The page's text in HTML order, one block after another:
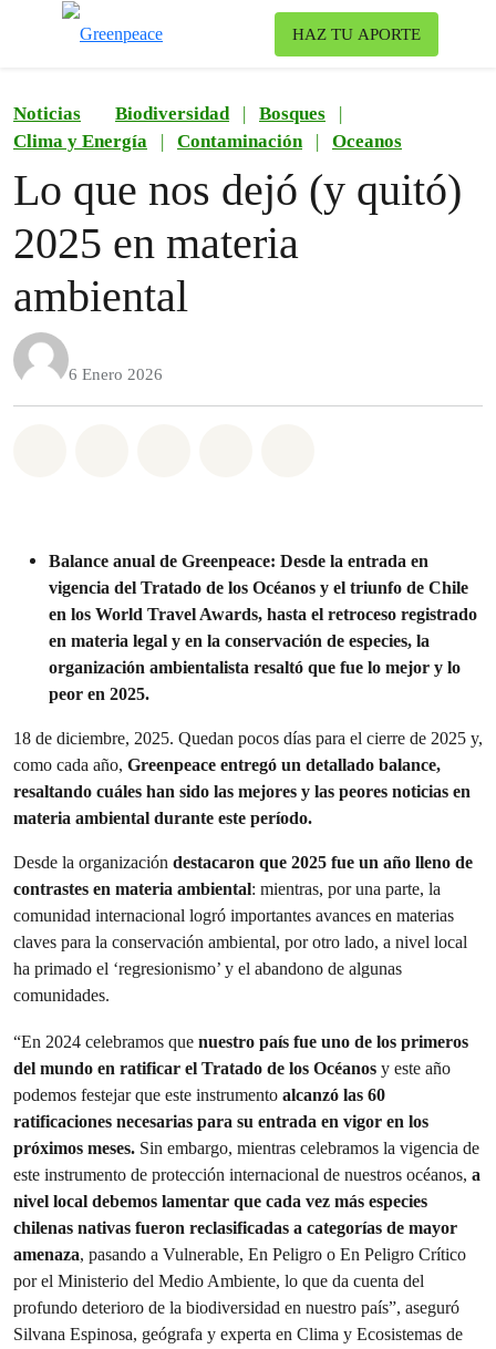
HAZ TU APORTE
Noticias Biodiversidad | Bosques
|
Clima y Energía
| Contaminación | Oceanos
Lo que nos dejó (y quitó)
2025 en materia
ambiental
6 Enero 2026
Balance anual de Greenpeace: Desde la entrada en
vigencia del Tratado de los Océanos y el triunfo de Chile
en los World Travel Awards, hasta el retroceso registrado
en materia legal y en la conservación de especies, la
organización ambientalista resaltó que fue lo mejor y lo
peor en 2025.
18 de diciembre, 2025. Quedan pocos días para el cierre de 2025 y,
como cada año, Greenpeace entregó un detallado balance,
resaltando cuáles han sido las mejores y las peores noticias en
materia ambiental durante este período.
Desde la organización destacaron que 2025 fue un año lleno de
contrastes en materia ambiental: mientras, por una parte, la
comunidad internacional logró importantes avances en materias
claves para la conservación ambiental, por otro lado, a nivel local
ha primado el ‘regresionismo’ y el abandono de algunas
comunidades.
“En 2024 celebramos que nuestro país fue uno de los primeros
del mundo en ratificar el Tratado de los Océanos y este año
podemos festejar que este instrumento alcanzó las 60
ratificaciones necesarias para su entrada en vigor en los
próximos meses. Sin embargo, mientras celebramos la vigencia de
este instrumento de protección internacional de nuestros océanos, a
nivel local debemos lamentar que cada vez más especies
chilenas nativas fueron reclasificadas a categorías de mayor
amenaza, pasando a Vulnerable, En Peligro o En Peligro Crítico
por el Ministerio del Medio Ambiente, lo que da cuenta del
profundo deterioro de la biodiversidad en nuestro país”, aseguró
Silvana Espinosa, geógrafa y experta en Clima y Ecosistemas de